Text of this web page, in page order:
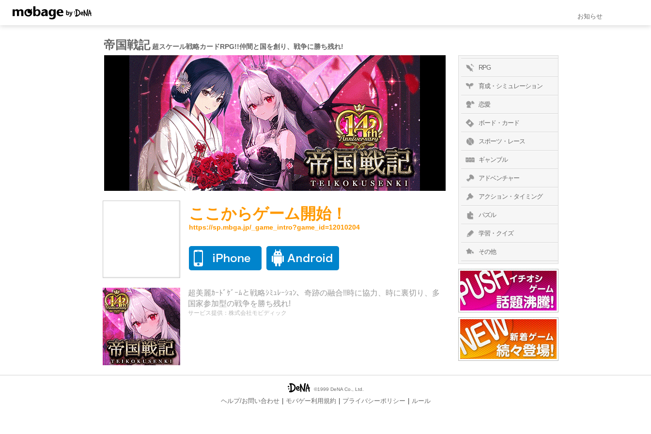
お知らせ
帝国戦記 超スケール戦略カードRPG!!仲間と国を創り、戦争に勝ち残れ!
ここからゲーム開始！
https://sp.mbga.jp/_game_intro?game_id=12010204
超美麗ｶｰﾄﾞｹﾞｰﾑと戦略ｼﾐｭﾚｰｼｮﾝ、奇跡の融合!!時に協力、時に裏切り、多
国家参加型の戦争を勝ち残れ!
サービス提供：株式会社モビディック
RPG
育成・シミュレーション
恋愛
ボード・カード
スポーツ・レース
ギャンブル
アドベンチャー
アクション・タイミング
パズル
学習・クイズ
その他
©1999 DeNA Co., Ltd.
ヘルプ/お問い合わせ モバゲー利用規約 プライバシーポリシー ルール